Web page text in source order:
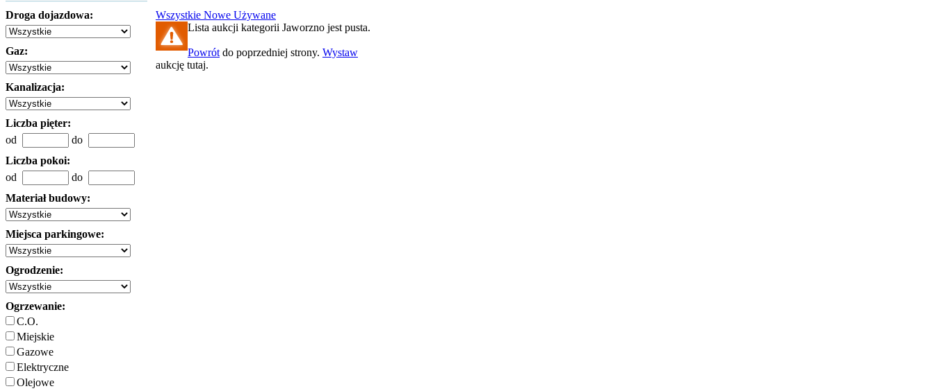
Droga dojazdowa:
Gaz:
Kanalizacja:
Liczba pięter:
od
do
Liczba pokoi:
od
do
Materiał budowy:
Miejsca parkingowe:
Ogrodzenie:
Ogrzewanie:
C.O.
Miejskie
Gazowe
Elektryczne
Olejowe
Wszystkie Nowe Używane
Lista aukcji kategorii Jaworzno jest pusta.
Powrót do poprzedniej strony. Wystaw
aukcję tutaj.